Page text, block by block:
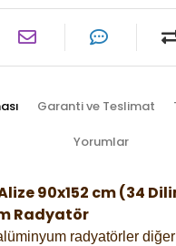
Garanti ve Teslimat
Yorumlar
90x152 cm (34
Radyatör
radyatörler